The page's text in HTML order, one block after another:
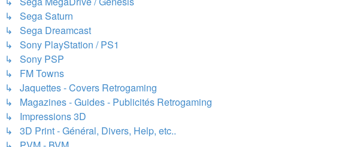
↳ Sega Saturn
↳ Sega Dreamcast
↳ Sony PlayStation / PS1
↳ Sony PSP
↳ FM Towns
↳ Jaquettes - Covers Retrogaming
↳ Magazines - Guides - Publicités Retrogaming
↳ Impressions 3D
↳ 3D Print - Général, Divers, Help, etc..